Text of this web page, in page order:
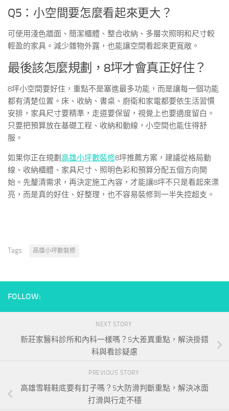
Q5：小空間要怎麼看起來更大？
可使用淺色牆面、簡潔櫃體、整合收納、多層次照明和尺寸較
輕盈的家具。減少雜物外露，也能讓空間看起來更寬敞。
最後該怎麼規劃，8坪才會真正好住？
8坪小空間要好住，重點不是塞進最多功能，而是讓每一個功能
都有清楚位置。床、收納、書桌、廚衛和家電都要依生活習慣
安排，家具尺寸要精準，走道要保留，視覺上也要適度留白。
只要把預算放在基礎工程、收納和動線，小空間也能住得舒
服。
如果你正在規劃 高雄小坪數裝修8坪推薦方案，建議從格局動
線、收納櫃體、家具尺寸、照明色彩和預算分配五個方向開
始。先釐清需求，再決定施工內容，才能讓8坪不只是看起來漂
亮，而是真的好住、好整理，也不容易裝修到一半失控超支。
Tags: 高雄小坪數裝修
FOLLOW:
NEXT STORY
新莊家醫科診所和內科一樣嗎？5大差異重點，解決掛錯
科與看診疑慮
PREVIOUS STORY
高雄雪鞋鞋底要有釘子嗎？5大防滑判斷重點，解決冰面
打滑與行走不穩